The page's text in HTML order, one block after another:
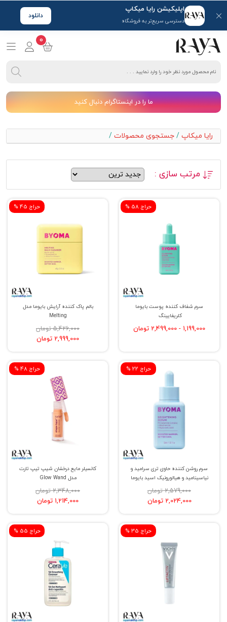
اپلیکیشن رایا میکاپ
دسترسی سریع‌تر به فروشگاه
دانلود
0
ما را در اینستاگرام دنبال کنید
رایا میکاپ / جستجوی محصولات /
مرتب سازی :
% حراج 58
سرم شفاف کننده پوست بایوما
کلریفایینگ
1,199,000 - 2,499,000 تومان
% حراج 45
بالم پاک کننده آرایش بایوما مدل
Melting
5,426,000 تومان
2,999,000 تومان
% حراج 22
سرم روشن کننده حاوی تری سرامید و
نیاسینامید و هیالورونیک اسید بایوما
2,579,000 تومان
2,024,000 تومان
% حراج 48
کانسیلر مایع درخشان شیپ تیپ تارت
مدل Glow Wand
2,348,000 تومان
1,214,000 تومان
% حراج 35 % حراج 55